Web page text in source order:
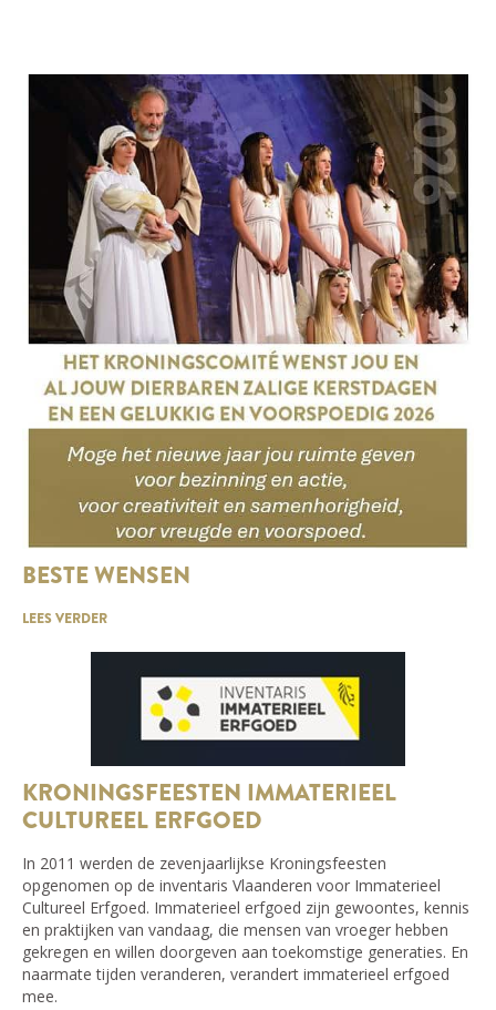
BESTE WENSEN
LEES VERDER
KRONINGSFEESTEN IMMATERIEEL
CULTUREEL ERFGOED
In 2011 werden de zevenjaarlijkse Kroningsfeesten
opgenomen op de inventaris Vlaanderen voor Immaterieel
Cultureel Erfgoed. Immaterieel erfgoed zijn gewoontes, kennis
en praktijken van vandaag, die mensen van vroeger hebben
gekregen en willen doorgeven aan toekomstige generaties. En
naarmate tijden veranderen, verandert immaterieel erfgoed
mee.